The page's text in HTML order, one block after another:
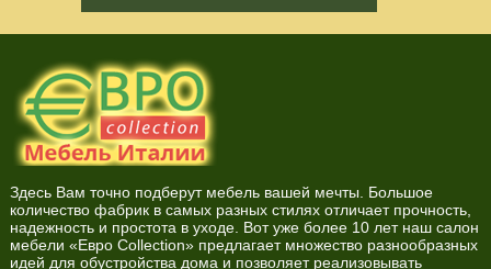
Здесь Вам точно подберут мебель вашей мечты. Большое
количество фабрик в самых разных стилях отличает прочность,
надежность и простота в уходе. Вот уже более 10 лет наш салон
мебели «Евро Collection» предлагает множество разнообразных
идей для обустройства дома и позволяет реализовывать